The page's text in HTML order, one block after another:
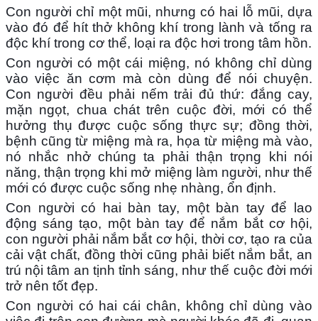
Con người chỉ một mũi, nhưng có hai lỗ mũi, dựa
vào đó để hít thở không khí trong lành và tống ra
độc khí trong cơ thể, loại ra độc hơi trong tâm hồn.
Con người có một cái miệng, nó không chỉ dùng
vào việc ăn cơm mà còn dùng để nói chuyện.
Con người đều phải nếm trải đủ thứ: đắng cay,
mặn ngọt, chua chát trên cuộc đời, mới có thể
hưởng thụ được cuộc sống thực sự; đồng thời,
bệnh cũng từ miệng mà ra, họa từ miệng mà vào,
nó nhắc nhở chúng ta phải thận trọng khi nói
năng, thận trọng khi mở miệng làm người, như thế
mới có được cuộc sống nhẹ nhàng, ổn định.
Con người có hai bàn tay, một bàn tay để lao
động sáng tạo, một bàn tay để nắm bắt cơ hội,
con người phải nắm bắt cơ hội, thời cơ, tạo ra của
cải vật chất, đồng thời cũng phải biết nắm bắt, an
trú nội tâm an tịnh tỉnh sáng, như thế cuộc đời mới
trở nên tốt đẹp.
Con người có hai cái chân, không chỉ dùng vào